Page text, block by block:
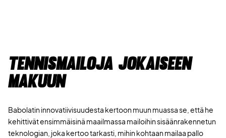
Tennismailoja jokaiseen
makuun
Babolatin innovatiivisuudesta kertoon muun muassa se, että he
kehittivät ensimmäisinä maailmassa mailoihin sisäänrakennetun
teknologian, joka kertoo tarkasti, mihin kohtaan mailaa pallo